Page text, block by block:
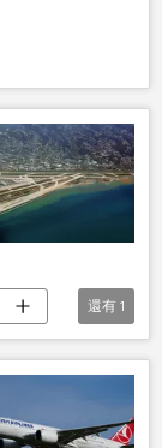
還有 1